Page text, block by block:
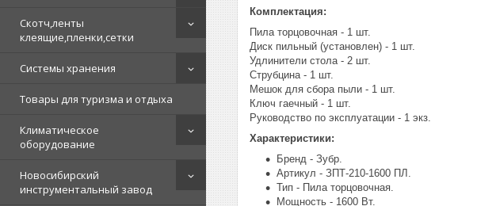
Скотч,ленты
клеящие,пленки,сетки
Системы хранения
Товары для туризма и отдыха
Климатическое
оборудование
Новосибирский
инструментальный завод
Комплектация:
Пила торцовочная - 1 шт.
Диск пильный (установлен) - 1 шт.
Удлинители стола - 2 шт.
Струбцина - 1 шт.
Мешок для сбора пыли - 1 шт.
Ключ гаечный - 1 шт.
Руководство по эксплуатации - 1 экз.
Характеристики:
Бренд - Зубр.
Артикул - ЗПТ-210-1600 ПЛ.
Тип - Пила торцовочная.
Мощность - 1600 Вт.